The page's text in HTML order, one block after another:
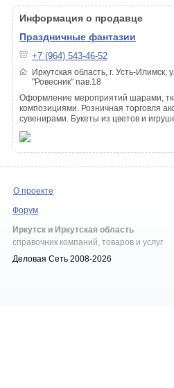
Информация о продавце
Праздничные фантазии
+7 (964) 543-46-52
Иркутская область, г. Усть-
"Ровесник" пав.18
Оформление мероприятий шарами,
композициями. Розничная торговля
сувенирами. Букеты из цветов и
О проекте
Форум
Иркутск и Иркутская область
справочник компаний, товаров и услуг
Деловая Сеть 2008-2026